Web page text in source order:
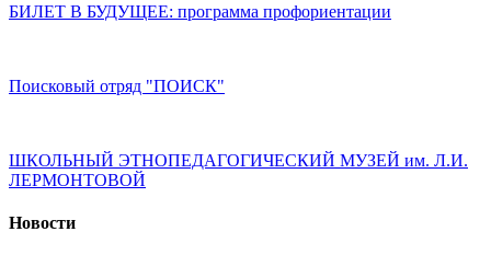
БИЛЕТ В БУДУЩЕЕ: программа профориентации
Поисковый отряд "ПОИСК"
ШКОЛЬНЫЙ ЭТНОПЕДАГОГИЧЕСКИЙ МУЗЕЙ им. Л.И.
ЛЕРМОНТОВОЙ
Новости